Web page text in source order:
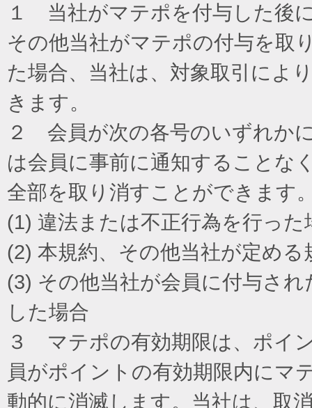
１ 当社がマテポを付与した後
その他当社がマテポの付与を取
た場合、当社は、対象取引によ
きます。
２ 会員が次の各号のいずれか
は会員に事前に通知することな
全部を取り消すことができます
(1) 違法または不正行為を行った
(2) 本規約、その他当社が定め
(3) その他当社が会員に付与さ
した場合
３ マテポの有効期限は、ポイ
員がポイントの有効期限内にマ
動的に消滅します。当社は、取